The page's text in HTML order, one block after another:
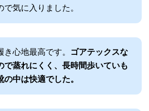
で気に入りました。
き心地最高です。
ゴアテックスな
で蒸れにくく、長時間歩いていも
の中は快適でした。